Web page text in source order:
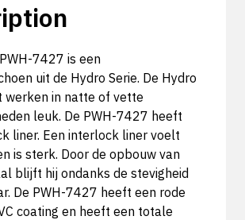
7427 is een
uit de Hydro Serie. De Hydro
werken in natte of vette
leuk. De PWH-7427 heeft
liner. Een interlock liner voelt
is sterk. Door de opbouw van
blijft hij ondanks de stevigheid
De PWH-7427 heeft een rode
coating en heeft een totale